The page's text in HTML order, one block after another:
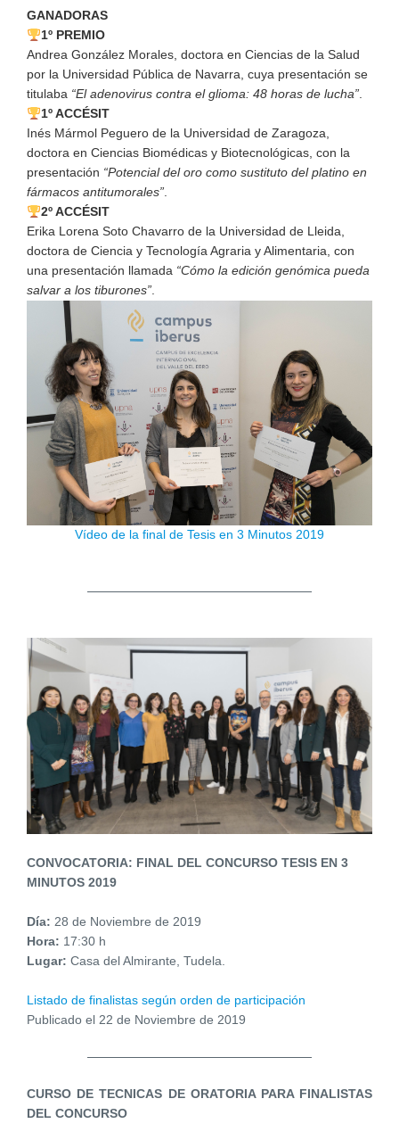
GANADORAS
1º PREMIO
Andrea González Morales, doctora en Ciencias de la Salud
por la Universidad Pública de Navarra, cuya presentación se
titulaba “El adenovirus contra el glioma: 48 horas de lucha”.
1º ACCÉSIT
Inés Mármol Peguero de la Universidad de Zaragoza,
doctora en Ciencias Biomédicas y Biotecnológicas, con la
presentación “Potencial del oro como sustituto del platino en
fármacos antitumorales”.
2º ACCÉSIT
Erika Lorena Soto Chavarro de la Universidad de Lleida,
doctora de Ciencia y Tecnología Agraria y Alimentaria, con
una presentación llamada “Cómo la edición genómica pueda
salvar a los tiburones”.
Vídeo de la final de Tesis en 3 Minutos 2019
CONVOCATORIA: FINAL DEL CONCURSO TESIS EN 3
MINUTOS 2019
Día: 28 de Noviembre de 2019
Hora: 17:30 h
Lugar: Casa del Almirante, Tudela.
Listado de finalistas según orden de participación
Publicado el 22 de Noviembre de 2019
CURSO DE TECNICAS DE ORATORIA PARA FINALISTAS
DEL CONCURSO